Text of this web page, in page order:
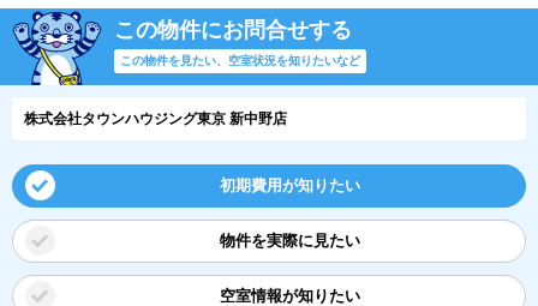
この物件にお問合せする
この物件を見たい、空室状況を知りたいなど
株式会社タウンハウジング東京 新中野店
初期費用が知りたい
物件を実際に見たい
空室情報が知りたい